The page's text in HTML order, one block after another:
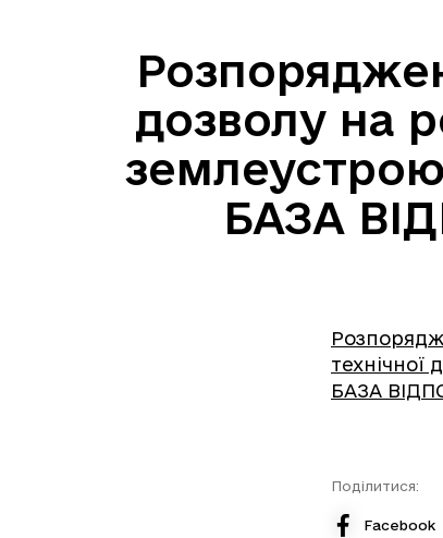
дозволу на
БАЗА
БАЗА
Поділитися:
Facebook